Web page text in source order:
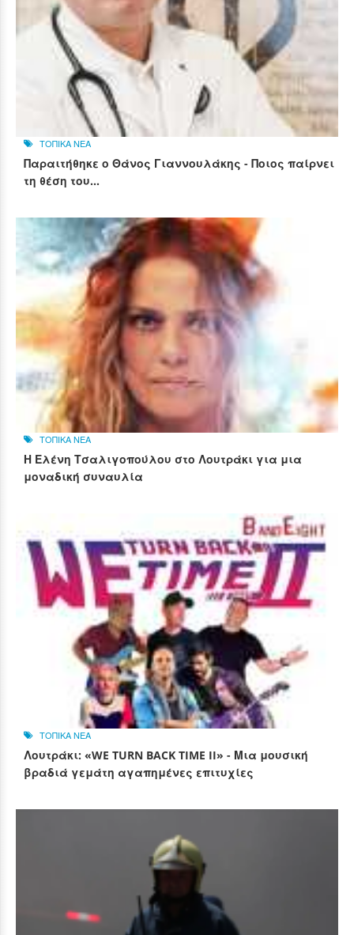
ΤΟΠΙΚΑ ΝΕΑ
Παραιτήθηκε ο Θάνος Γιαννουλάκης - Ποιος παίρνει
τη θέση του...
ΤΟΠΙΚΑ ΝΕΑ
Η Ελένη Τσαλιγοπούλου στο Λουτράκι για μια
μοναδική συναυλία
ΤΟΠΙΚΑ ΝΕΑ
Λουτράκι: «WE TURN BACK TIME II» - Μια μουσική
βραδιά γεμάτη αγαπημένες επιτυχίες